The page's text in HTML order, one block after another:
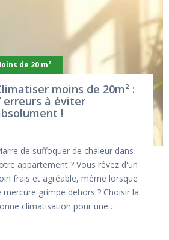
de 20 m²
moins de 20m² :
erreurs à éviter
!
de suffoquer de chaleur dans
appartement ? Vous rêvez d'un
frais et agréable, même lorsque
mercure grimpe dehors ? Choisir la
climatisation pour une…